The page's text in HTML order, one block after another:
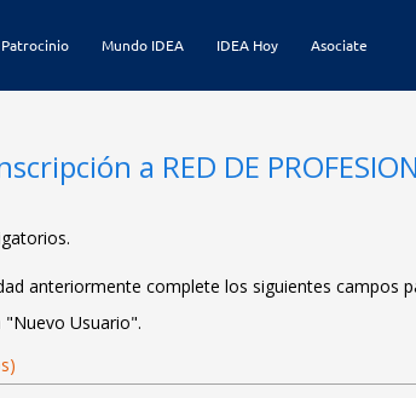
Patrocinio Mundo IDEA IDEA Hoy Asociate
a RED DE
anteriormente complete los siguientes campos
Usuario".